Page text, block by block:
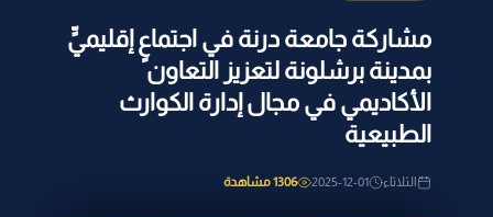
مشاركة جامعة درنة في اجتماعٍ إقليميٍّ
بمدينة برشلونة لتعزيز التعاون
الأكاديمي في مجال إدارة الكوارث
الطبيعية
الثلاثاء 2025-12-01 1306 مشاهدة